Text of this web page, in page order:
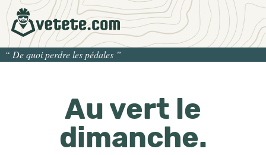
“ De quoi perdre les pédales ”
Au vert le
dimanche.